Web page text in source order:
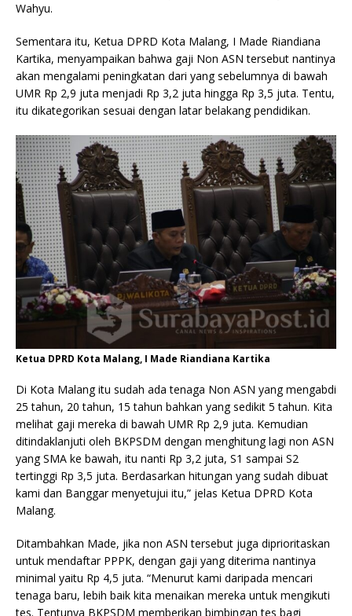
Wahyu.
Sementara itu, Ketua DPRD Kota Malang, I Made Riandiana
Kartika, menyampaikan bahwa gaji Non ASN tersebut nantinya
akan mengalami peningkatan dari yang sebelumnya di bawah
UMR Rp 2,9 juta menjadi Rp 3,2 juta hingga Rp 3,5 juta. Tentu,
itu dikategorikan sesuai dengan latar belakang pendidikan.
Ketua DPRD Kota Malang, I Made Riandiana Kartika
Di Kota Malang itu sudah ada tenaga Non ASN yang mengabdi
25 tahun, 20 tahun, 15 tahun bahkan yang sedikit 5 tahun. Kita
melihat gaji mereka di bawah UMR Rp 2,9 juta. Kemudian
ditindaklanjuti oleh BKPSDM dengan menghitung lagi non ASN
yang SMA ke bawah, itu nanti Rp 3,2 juta, S1 sampai S2
tertinggi Rp 3,5 juta. Berdasarkan hitungan yang sudah dibuat
kami dan Banggar menyetujui itu,” jelas Ketua DPRD Kota
Malang.
Ditambahkan Made, jika non ASN tersebut juga diprioritaskan
untuk mendaftar PPPK, dengan gaji yang diterima nantinya
minimal yaitu Rp 4,5 juta. “Menurut kami daripada mencari
tenaga baru, lebih baik kita menaikan mereka untuk mengikuti
tes. Tentunya BKPSDM memberikan bimbingan tes bagi